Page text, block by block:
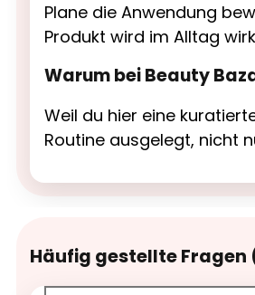
Plane die Anwendung
Produkt wird im Alltag
Warum bei Beauty
Weil du hier eine
Routine ausgelegt, nicht
Häufig gestellte Fragen